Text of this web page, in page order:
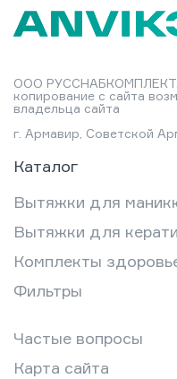
ООО РУССНАБКОМПЛЕКТ.
копирование с сайта
владельца сайта
г. Армавир, Советской
Каталог
Вытяжки для
Вытяжки для
Комплекты
Фильтры
Частые вопросы
Карта сайта